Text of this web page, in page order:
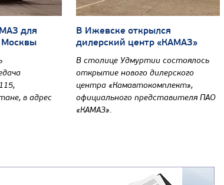
для
в адрес
В Ижевске открылся
дилерский центр «КАМАЗ»
В столице Удмуртии состоялось
открытие нового дилерского
центра «Камавтокомплект»,
официального представителя ПАО
«КАМАЗ».